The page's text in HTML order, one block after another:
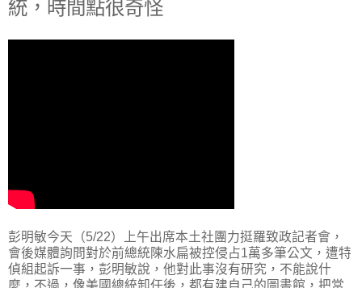
統，時間點很奇怪
彭明敏今天（5/22）上午出席本土社團力挺羅致政記者會，
會後媒體詢問對於前總統陳水扁被控侵占1萬多筆公文，遭特
偵組起訴一事，彭明敏說，他對此事沒有研究，不能說什
麼，不過，像美國總統卸任後，都有建自己的圖書館，把當